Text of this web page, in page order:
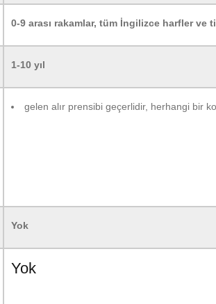
0-9 arası rakamlar, tüm İngilizce harfler ve
1-10 yıl
gelen alır prensibi geçerlidir, herhangi bir
Yok
Yok